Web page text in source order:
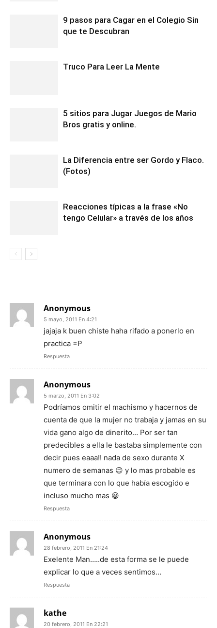
9 pasos para Cagar en el Colegio Sin
que te Descubran
Truco Para Leer La Mente
5 sitios para Jugar Juegos de Mario
Bros gratis y online.
La Diferencia entre ser Gordo y Flaco.
(Fotos)
Reacciones típicas a la frase «No
tengo Celular» a través de los años
Anonymous
5 mayo, 2011 En 4:21
jajaja k buen chiste haha rifado a ponerlo en
practica =P
Respuesta
Anonymous
5 marzo, 2011 En 3:02
Podríamos omitir el machismo y hacernos de
cuenta de que la mujer no trabaja y jamas en su
vida gano algo de dinerito… Por ser tan
predecibles a ella le bastaba simplemente con
decir pues eaaa!! nada de sexo durante X
numero de semanas 😉 y lo mas probable es
que terminara con lo que había escogido e
incluso mucho mas 😀
Respuesta
Anonymous
28 febrero, 2011 En 21:24
Exelente Man…..de esta forma se le puede
explicar lo que a veces sentimos…
Respuesta
kathe
20 febrero, 2011 En 22:21